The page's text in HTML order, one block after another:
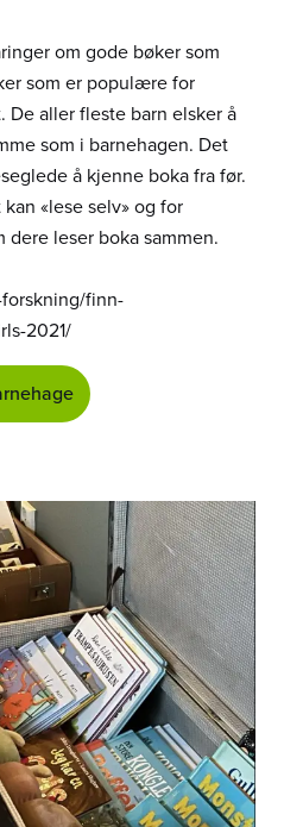
om gode bøker som
som er populære for
aller fleste barn elsker å
som i barnehagen. Det
å kjenne boka fra før.
«lese selv» og for
leser boka sammen.
finn-
2021/